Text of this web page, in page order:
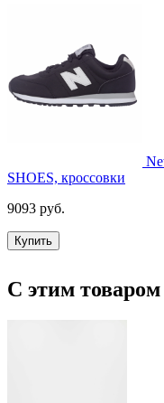
SHOES, кроссовки
9093 руб.
Купить
С этим